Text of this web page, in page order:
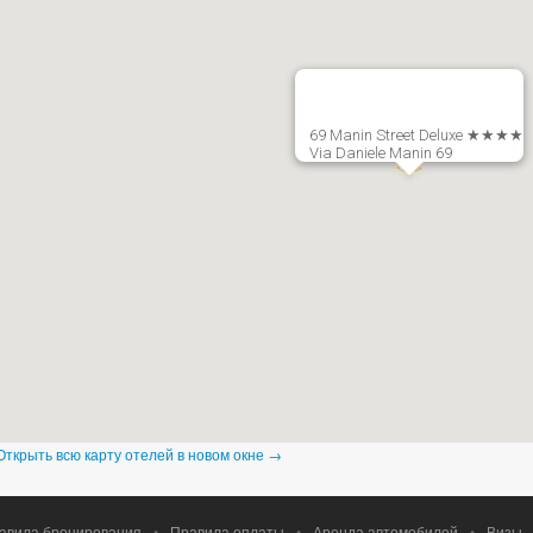
69 Manin Street Deluxe ★★★★
Via Daniele Manin 69
всю карту отелей в новом окне →